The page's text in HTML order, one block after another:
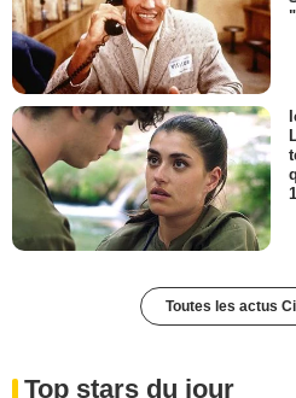
Toutes les actus
Top stars du jour